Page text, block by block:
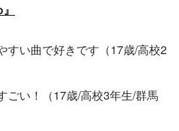
すい曲で好きです（17歳/高校2
ごい！（17歳/高校3年生/群馬